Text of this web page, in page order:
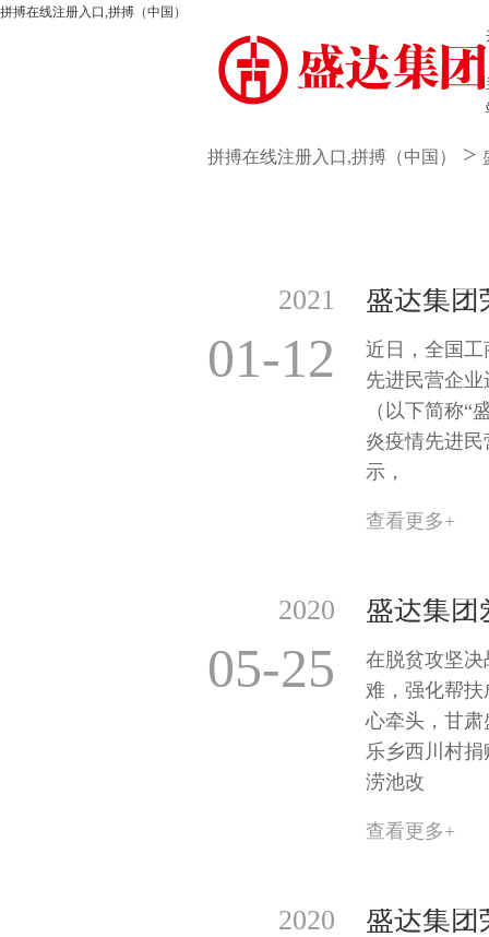
拼搏在线注册入口,拼搏（中国）
拼搏在线注册入口,拼搏（中国） >
2021
01-12
近日，全国
先进民营企
（以下简称“
炎疫情先进
示，
查看更多+
2020
05-25
在脱贫攻坚
难，强化帮扶
心牵头，甘
乐乡西川村
涝池改
查看更多+
2020